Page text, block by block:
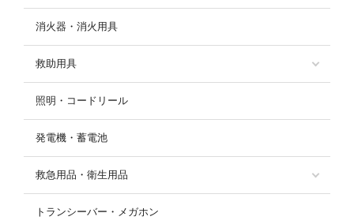
消火器・消火用具
救助用具
照明・コードリール
発電機・蓄電池
救急用品・衛生用品
トランシーバー・メガホン